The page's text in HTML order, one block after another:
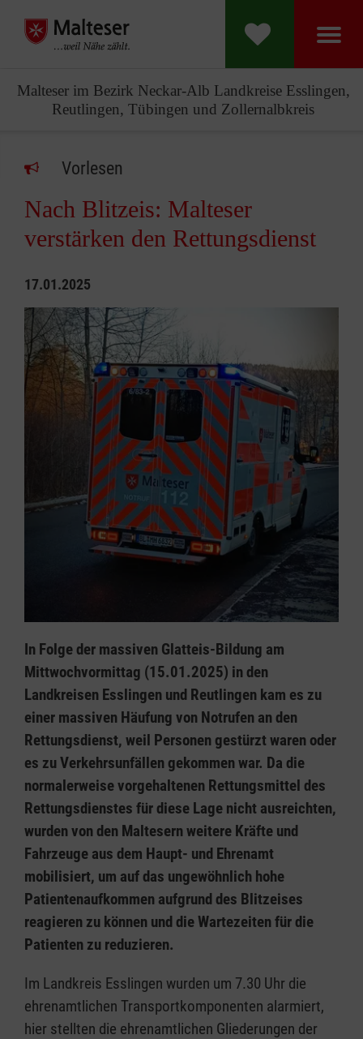
Malteser im Bezirk Neckar-Alb Landkreise Esslingen,
Reutlingen, Tübingen und Zollernalbkreis
Vorlesen
Nach Blitzeis: Malteser
verstärken den Rettungsdienst
17.01.2025
In Folge der massiven Glatteis-Bildung am
Mittwochvormittag (15.01.2025) in den
Landkreisen Esslingen und Reutlingen kam es zu
einer massiven Häufung von Notrufen an den
Rettungsdienst, weil Personen gestürzt waren oder
es zu Verkehrsunfällen gekommen war. Da die
normalerweise vorgehaltenen Rettungsmittel des
Rettungsdienstes für diese Lage nicht ausreichten,
wurden von den Maltesern weitere Kräfte und
Fahrzeuge aus dem Haupt- und Ehrenamt
mobilisiert, um auf das ungewöhnlich hohe
Patientenaufkommen aufgrund des Blitzeises
reagieren zu können und die Wartezeiten für die
Patienten zu reduzieren.
Im Landkreis Esslingen wurden um 7.30 Uhr die
ehrenamtlichen Transportkomponenten alarmiert,
hier stellten die ehrenamtlichen Gliederungen der